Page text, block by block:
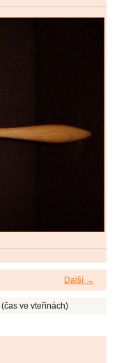
Další →
(čas ve vteřinách)